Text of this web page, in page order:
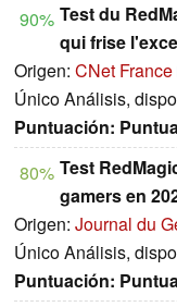
90% Test du
qui frise
Origen: CNet France
Único Análisis,
Puntuación:
80% Test
gamers en
Origen: Journal du
Único Análisis,
Puntuación: